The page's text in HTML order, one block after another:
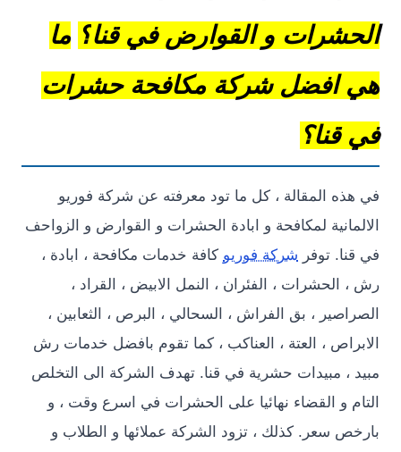
و القوارض في قنا؟ ما
شركة مكافحة حشرات
المقالة ، كل ما تود معرفته عن شركة فوريو
لمكافحة و ابادة الحشرات و القوارض و الزواحف
توفرشركة فوريوكافة خدمات مكافحة ، ابادة ،
، الفئران ، النمل الابيض ، القراد ،
، بق الفراش ، السحالي ، البرص ، الثعابين ،
، العتة ، العناكب ، كما تقوم بافضل خدمات رش
مبيدات حشرية في قنا. تهدف الشركة الى التخلص
و القضاء نهائيا على الحشرات في اسرع وقت ، و
سعر. كذلك ، تزود الشركة عملائها و الطلاب و